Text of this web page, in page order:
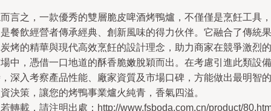
言之，一款優秀的雙層脆皮啤酒烤鴨爐，不僅僅是烹飪工具，
餐飲經營者傳承經典、創新風味的得力伙伴。它融合了傳統果
烤的精華與現代高效烹飪的設計理念，助力商家在競爭激烈的
中，憑借一口地道的酥香脆嫩脫穎而出。在考慮引進此類設備
深入考察產品性能、廠家資質及市場口碑，方能做出最明智的
決策，讓您的烤鴨事業爐火純青，香氣四溢。
轉載，請注明出處：http://www.fsboda.com.cn/product/